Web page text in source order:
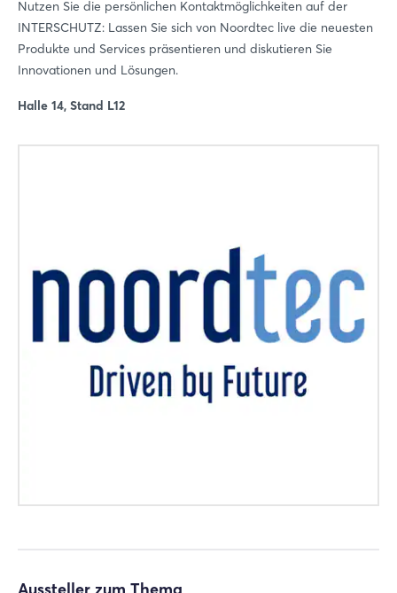
Nutzen Sie die persönlichen Kontaktmöglichkeiten auf der
INTERSCHUTZ: Lassen Sie sich von Noordtec live die neuesten
Produkte und Services präsentieren und diskutieren Sie
Innovationen und Lösungen.
Halle 14, Stand L12
Jetzt registrieren